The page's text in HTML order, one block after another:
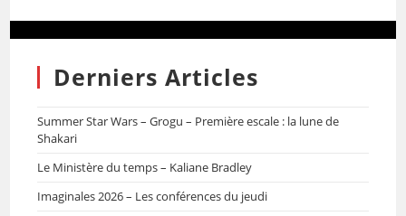
Derniers Articles
Summer Star Wars – Grogu – Première escale : la lune de
Shakari
Le Ministère du temps – Kaliane Bradley
Imaginales 2026 – Les conférences du jeudi